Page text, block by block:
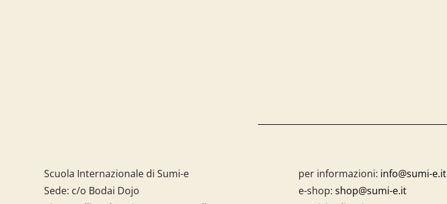
Scuola Internazionale di Sumi-e
Sede: c/o Bodai Dojo
per informazioni: info@sumi-e.it
e-shop: shop@sumi-e.it